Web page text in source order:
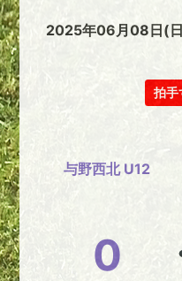
2025年06月08日(
拍手
与野西北 U12
0